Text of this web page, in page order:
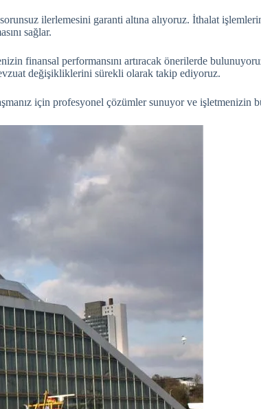
ilerlemesini garanti altına alıyoruz. İthalat
sağlar.
finansal performansını artıracak önerilerde
değişikliklerini sürekli olarak takip ediyoruz.
için profesyonel çözümler sunuyor ve işletmenizin